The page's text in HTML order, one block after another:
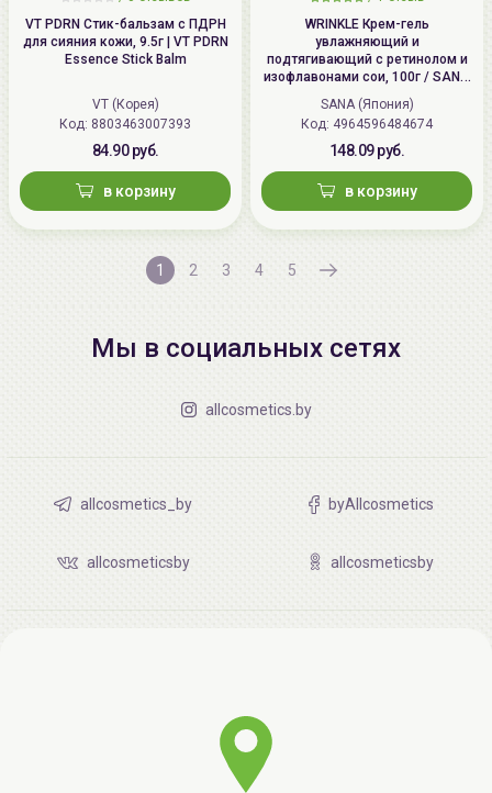
VT PDRN Стик-бальзам с ПДРН
для сияния кожи, 9.5г | VT PDRN
Essence Stick Balm
VT (Корея)
Код: 8803463007393
84.90 руб.
в корзину
WRINKLE Крем-гель
увлажняющий и
подтягивающий с ретинолом и
изофлавонами сои, 100г / SANA
WRINKLE Gel Cream
SANA (Япония)
Код: 4964596484674
148.09 руб.
в корзину
1 2 3 4 5
Мы в социальных сетях
allcosmetics.by
allcosmetics_by byAllcosmetics
allcosmeticsby allcosmeticsby